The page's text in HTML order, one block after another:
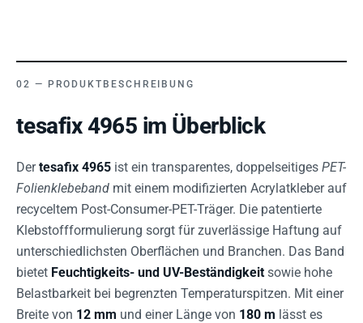
PRODUKTBESCHREIBUNG
tesafix 4965 im Überblick
Dertesafix 4965 ist ein transparentes, doppelseitiges PET-
Folienklebeband mit einem modifizierten Acrylatkleber auf
recyceltem Post-Consumer-PET-Träger. Die patentierte
Klebstoffformulierung sorgt für zuverlässige Haftung auf
unterschiedlichsten Oberflächen und Branchen. Das Band
bietet Feuchtigkeits- und UV-Beständigkeit sowie hohe
Belastbarkeit bei begrenzten Temperaturspitzen. Mit einer
Breite von 12 mm und einer Länge von 180 m lässt es